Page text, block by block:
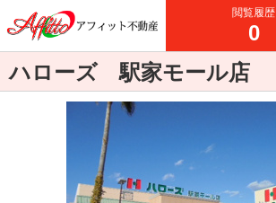
閲覧履歴
0
ハローズ 駅家モール店